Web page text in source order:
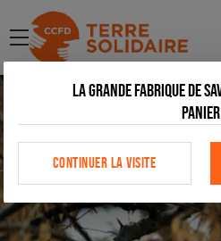
menu
La grande fabrique de
panier
CONTINUER LA VISITE